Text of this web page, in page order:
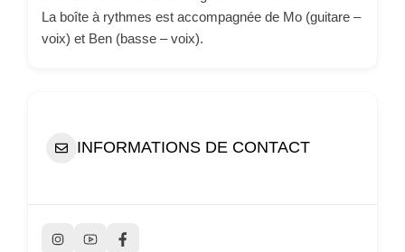
La boîte à rythmes est accompagnée de Mo (guitare –
voix) et Ben (basse – voix).
INFORMATIONS DE CONTACT